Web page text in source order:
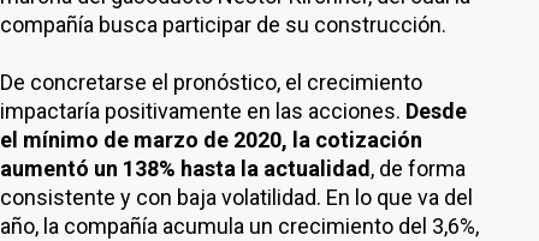
compañía busca participar de su construcción.
De concretarse el pronóstico, el crecimiento
impactaría positivamente en las acciones. Desde
el mínimo de marzo de 2020, la cotización
aumentó un 138% hasta la actualidad , de forma
consistente y con baja volatilidad. En lo que va del
año, la compañía acumula un crecimiento del 3,6%,